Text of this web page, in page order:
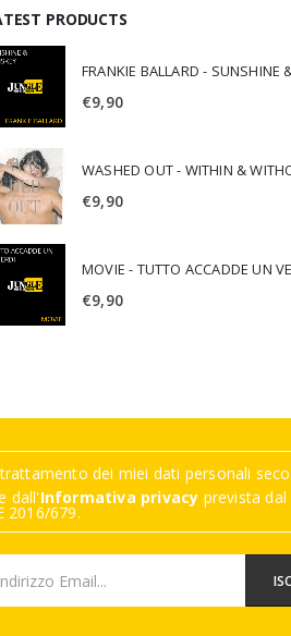
PRODUCTS
FRANKIE BALLARD - SUNSHINE
€9,90
WASHED OUT - WITHIN &
€9,90
MOVIE - TUTTO ACCADDE UN
€9,90
dei miei dati personali
dall'Informativa privacy prevista dal
2016/679.